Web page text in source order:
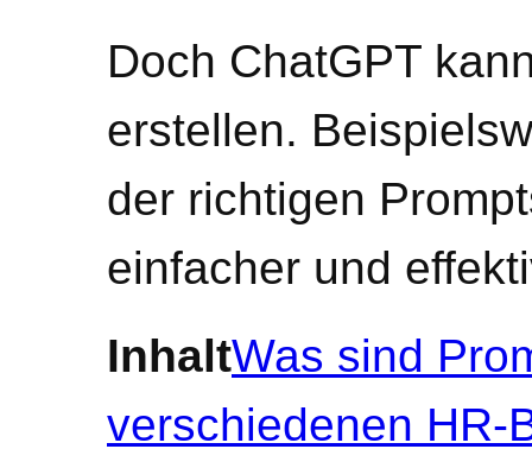
Doch ChatGPT
erstellen.
der richtigen
einfacher und
InhaltWas sind
verschiedenen HR-